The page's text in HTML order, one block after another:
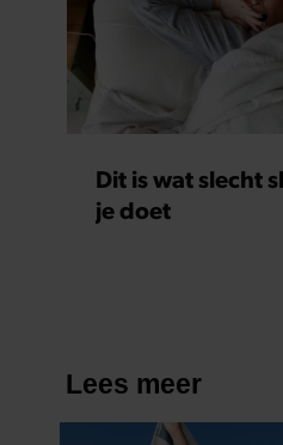
Dit is wat slecht
je doet